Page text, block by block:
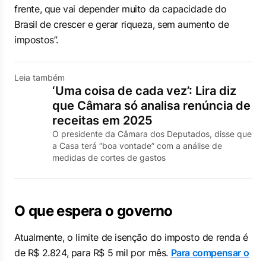
frente, que vai depender muito da capacidade do
Brasil de crescer e gerar riqueza, sem aumento de
impostos”.
Leia também
‘Uma coisa de cada vez’: Lira diz
que Câmara só analisa renúncia de
receitas em 2025
O presidente da Câmara dos Deputados, disse que
a Casa terá “boa vontade” com a análise de
medidas de cortes de gastos
O que espera o governo
Atualmente, o limite de isenção do imposto de renda é
de R$ 2.824, para R$ 5 mil por mês. Para compensar o